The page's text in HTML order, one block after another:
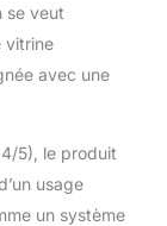
de
se veut
vitrine
avec une
5), le produit
usage
un système